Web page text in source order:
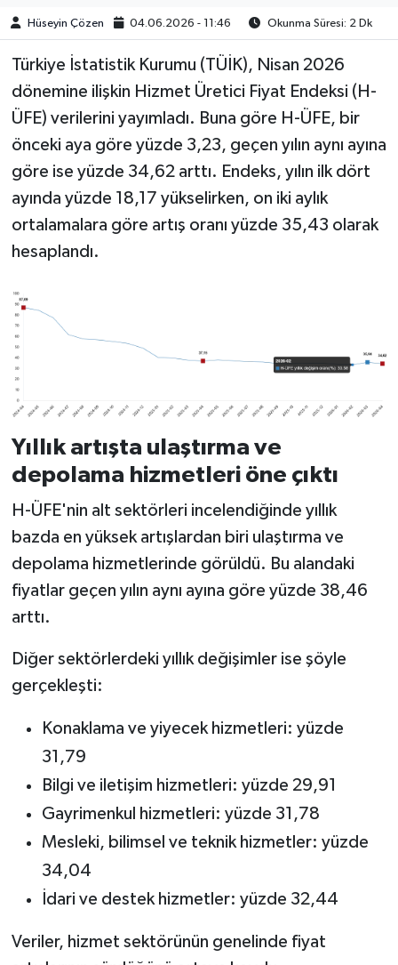
Hüseyin Çözen 04.06.2026 - 11:46 Okunma Süresi: 2 Dk
Türkiye İstatistik Kurumu (TÜİK), Nisan 2026
dönemine ilişkin Hizmet Üretici Fiyat Endeksi (H-
ÜFE) verilerini yayımladı. Buna göre H-ÜFE, bir
önceki aya göre yüzde 3,23, geçen yılın aynı ayına
göre ise yüzde 34,62 arttı. Endeks, yılın ilk dört
ayında yüzde 18,17 yükselirken, on iki aylık
ortalamalara göre artış oranı yüzde 35,43 olarak
hesaplandı.
Yıllık artışta ulaştırma ve
depolama hizmetleri öne çıktı
H-ÜFE'nin alt sektörleri incelendiğinde yıllık
bazda en yüksek artışlardan biri ulaştırma ve
depolama hizmetlerinde görüldü. Bu alandaki
fiyatlar geçen yılın aynı ayına göre yüzde 38,46
arttı.
Diğer sektörlerdeki yıllık değişimler ise şöyle
gerçekleşti:
Konaklama ve yiyecek hizmetleri: yüzde
31,79
Bilgi ve iletişim hizmetleri: yüzde 29,91
Gayrimenkul hizmetleri: yüzde 31,78
Mesleki, bilimsel ve teknik hizmetler: yüzde
34,04
İdari ve destek hizmetler: yüzde 32,44
Veriler, hizmet sektörünün genelinde fiyat